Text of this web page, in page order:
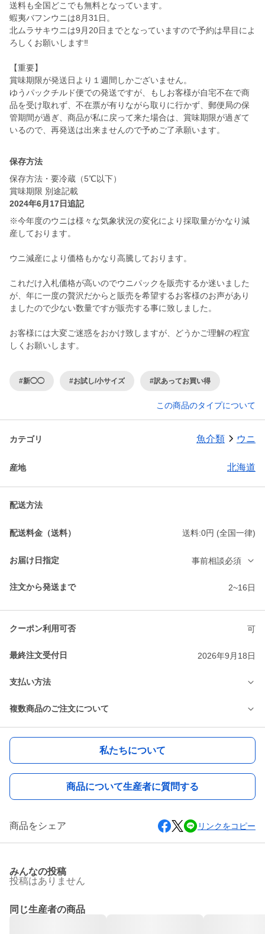
送料も全国どこでも無料となっています。
蝦夷バフンウニは8月31日。
北ムラサキウニは9月20日までとなっていますので予約は早目によ
ろしくお願いします‼️
【重要】
賞味期限が発送日より１週間しかございません。
ゆうパックチルド便での発送ですが、もしお客様が自宅不在で商
品を受け取れず、不在票が有りながら取りに行かず、郵便局の保
管期間が過ぎ、商品が私に戻って来た場合は、賞味期限が過ぎて
保存方法
保存方法・要冷蔵（5℃以下）
賞味期限 別途記載
2024年6月17日追記
※今年度のウニは様々な気象状況の変化により採取量がかなり減
産しております。
ウニ減産により価格もかなり高騰しております。
これだけ入札価格が高いのでウニパックを販売するか迷いました
が、年に一度の贅沢だからと販売を希望するお客様のお声があり
ましたので少ない数量ですが販売する事に致しました。
お客様には大変ご迷惑をおかけ致しますが、どうかご理解の程宜
しくお願いします。
#新◯◯ #お試し/小サイズ #訳あってお買い得
この商品のタイプについて
カテゴリ 魚介類 ウニ
産地 北海道
配送方法
配送料金（送料） 送料:0円 (全国一律)
お届け日指定 事前相談必須
注文から発送まで 2~16日
クーポン利用可否 可
最終注文受付日 2026年9月18日
支払い方法
複数商品のご注文について
私たちについて
商品について生産者に質問する
商品をシェア リンクをコピー
みんなの投稿
投稿はありません
同じ生産者の商品